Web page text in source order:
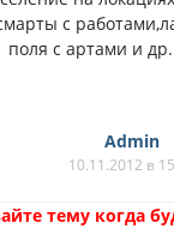
с
поля с артами и др.
Аdmin
10.11.2012 в
тему когда